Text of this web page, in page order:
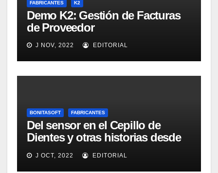
FABRICANTES K2
Demo K2: Gestión de Facturas
de Proveedor
J NOV, 2022 EDITORIAL
BONITASOFT FABRICANTES
Del sensor en el Cepillo de
Dientes y otras historias desde
Las Vegas
J OCT, 2022 EDITORIAL